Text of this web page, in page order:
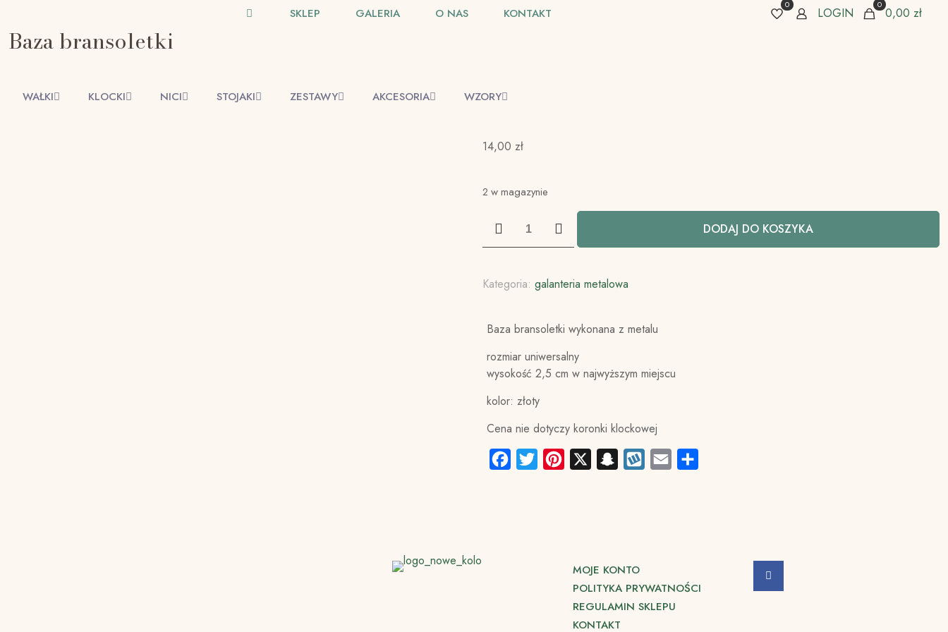
SKLEP GALERIA O NAS KONTAKT
0
LOGIN
0
0,00 zł
Baza bransoletki
WAŁKI KLOCKI NICI STOJAKI ZESTAWY AKCESORIA WZORY
14,00 zł
2 w magazynie
Baza
bransoletki
DODAJ DO KOSZYKA
Kategoria: galanteria metalowa
Baza bransoletki wykonana z metalu
rozmiar uniwersalny
wysokość 2,5 cm w najwyższym miejscu
kolor: złoty
Cena nie dotyczy koronki klockowej
Facebook
Twitter Pinterest SnapchatWykop Email
MOJE KONTO
POLITYKA PRYWATNOŚCI
REGULAMIN SKLEPU
KONTAKT